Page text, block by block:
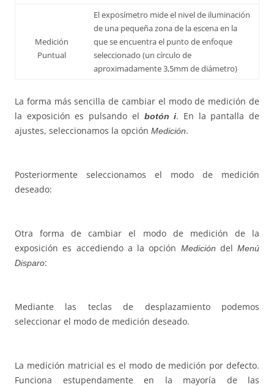
Medición
Puntual
El exposímetro mide el nivel de iluminación
de una pequeña zona de la escena en la
que se encuentra el punto de enfoque
seleccionado (un círculo de
aproximadamente 3,5mm de diámetro)
La forma más sencilla de cambiar el modo de medición de
la exposición es pulsando el botón i. En la pantalla de
ajustes, seleccionamos la opción Medición.
Posteriormente seleccionamos el modo de medición
deseado:
Otra forma de cambiar el modo de medición de la
exposición es accediendo a la opción Medición del Menú
Disparo:
Mediante las teclas de desplazamiento podemos
seleccionar el modo de medición deseado.
La medición matricial es el modo de medición por defecto.
Funciona estupendamente en la mayoría de las